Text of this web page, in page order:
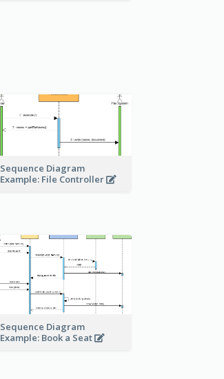
Sequence Diagram
Example: File Controller
Sequence Diagram
Example: Book a Seat